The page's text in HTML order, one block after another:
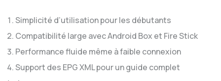
Simplicité d’utilisation pour les débutants
Compatibilité large avec Android Box et Fire Stick
Performance fluide même à faible connexion
Support des EPG XML pour un guide complet